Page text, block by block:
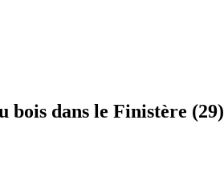
bois dans le Finistère (29)